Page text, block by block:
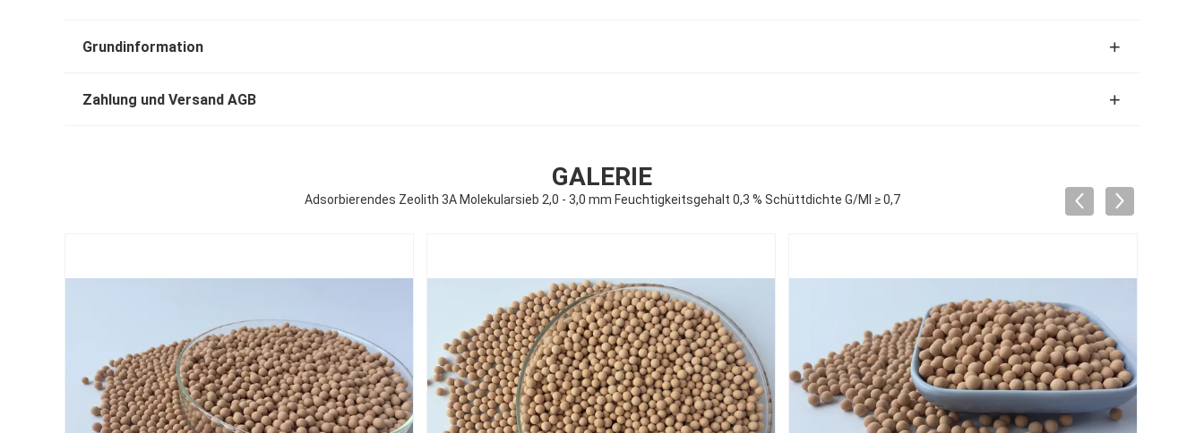
Grundinformation
Zahlung und Versand AGB
GALERIE
Adsorbierendes Zeolith 3A Molekularsieb 2,0 - 3,0 mm Feuchtigkeitsgehalt 0,3 % Schüttdichte G/Ml ≥ 0,7